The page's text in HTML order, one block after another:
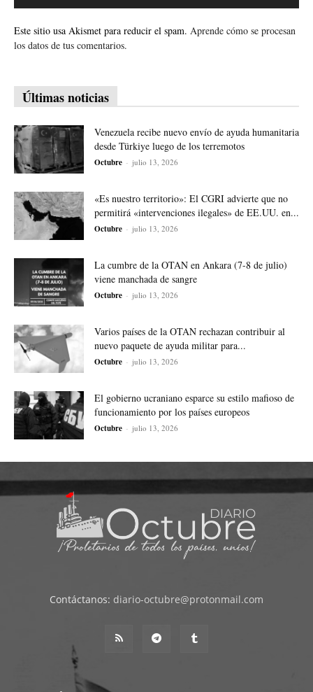
Este sitio usa Akismet para reducir el spam. Aprende cómo se procesan
los datos de tus comentarios.
Últimas noticias
Venezuela recibe nuevo envío de ayuda humanitaria
desde Türkiye luego de los terremotos
Octubre - julio 13, 2026
«Es nuestro territorio»: El CGRI advierte que no
permitirá «intervenciones ilegales» de EE.UU. en...
Octubre - julio 13, 2026
La cumbre de la OTAN en Ankara (7-8 de julio)
viene manchada de sangre
Octubre - julio 13, 2026
Varios países de la OTAN rechazan contribuir al
nuevo paquete de ayuda militar para...
Octubre - julio 13, 2026
El gobierno ucraniano esparce su estilo mafioso de
funcionamiento por los países europeos
Octubre - julio 13, 2026
Contáctanos: diario-octubre@protonmail.com